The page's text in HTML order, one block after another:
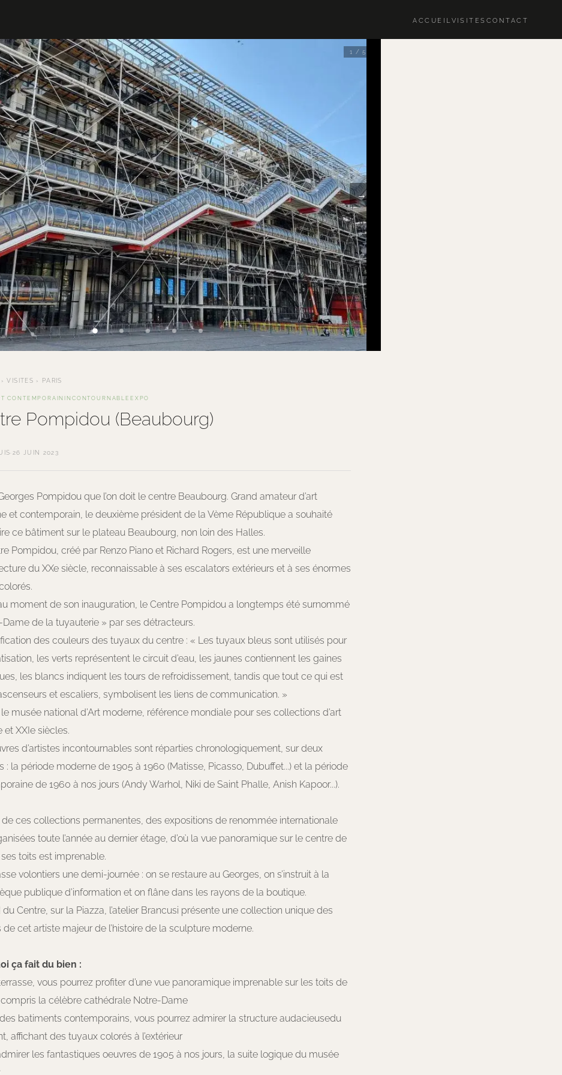
ACCUEILVISITES CONTACT
→
1 / 5
›VISITES › PARIS
CONTEMPORAININCONTOURNABLE EXPO
Pompidou (Beaubourg)
· 26 JUIN 2023
Pompidou que l’on doit le centre Beaubourg. Grand amateur d’art
et contemporain, le deuxième président de la Vème République a souhaité
ce bâtiment sur le plateau Beaubourg, non loin des Halles.
Pompidou, créé par Renzo Piano et Richard Rogers, est une merveille
du XXe siècle, reconnaissable à ses escalators extérieurs et à ses énormes
moment de son inauguration, le Centre Pompidou a longtemps été surnommé
Dame de la tuyauterie » par ses détracteurs.
des couleurs des tuyaux du centre : « Les tuyaux bleus sont utilisés pour
les verts représentent le circuit d’eau, les jaunes contiennent les gaines
les blancs indiquent les tours de refroidissement, tandis que tout ce qui est
et escaliers, symbolisent les liens de communication. »
musée national d’Art moderne, référence mondiale pour ses collections d’art
et XXIe siècles.
d’artistes incontournables sont réparties chronologiquement, sur deux
: la période moderne de 1905 à 1960 (Matisse, Picasso, Dubuffet...) et la période
de 1960 à nos jours (Andy Warhol, Niki de Saint Phalle, Anish Kapoor...).
de ces collections permanentes, des expositions de renommée internationale
toute l’année au dernier étage, d’où la vue panoramique sur le centre de
ses toits est imprenable.
volontiers une demi-journée : on se restaure au Georges, on s’instruit à la
publique d’information et on flâne dans les rayons de la boutique.
Centre, sur la Piazza, l’atelier Brancusi présente une collection unique des
de cet artiste majeur de l’histoire de la sculpture moderne.
ça fait du bien :
vous pourrez profiter d’une vue panoramique imprenable sur les toits de
compris la célèbre cathédrale Notre-Dame
batiments contemporains, vous pourrez admirer la structure audacieusedu
affichant des tuyaux colorés à l’extérieur
les fantastiques oeuvres de 1905 à nos jours, la suite logique du musée